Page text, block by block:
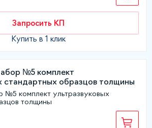
Запросить КП
Купить в 1 клик
комплект ультразвуковых
толщины